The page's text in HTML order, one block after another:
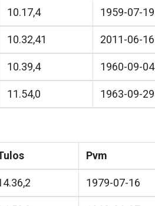
10.17,4 1959-07-19
10.32,41 2011-06-16
10.39,4 1960-09-04
11.54,0 1963-09-29
Pvm
1979-07-16